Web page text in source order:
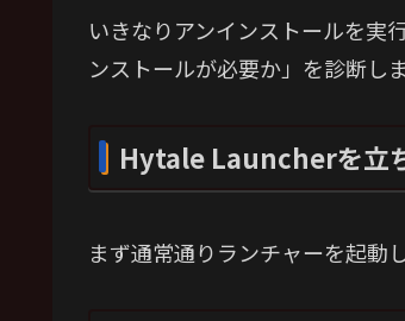
いきなりアンインストールを実
ンストールが必要か」を診断しま
Hytale Launcherを立
まず通常通りランチャーを起動